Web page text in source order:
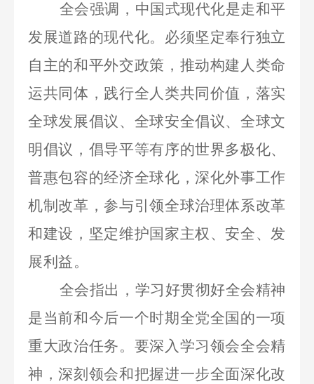
全会强调，中国式现代化是走和平
发展道路的现代化。必须坚定奉行独立
自主的和平外交政策，推动构建人类命
运共同体，践行全人类共同价值，落实
全球发展倡议、全球安全倡议、全球文
明倡议，倡导平等有序的世界多极化、
普惠包容的经济全球化，深化外事工作
机制改革，参与引领全球治理体系改革
和建设，坚定维护国家主权、安全、发
展利益。
全会指出，学习好贯彻好全会精神
是当前和今后一个时期全党全国的一项
重大政治任务。要深入学习领会全会精
神，深刻领会和把握进一步全面深化改